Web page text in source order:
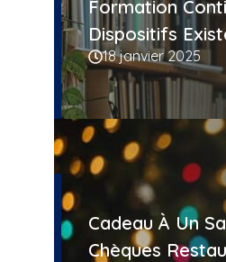
Formation
Dispositifs
18 janvier 2025
Cadeau À Un
Chèques